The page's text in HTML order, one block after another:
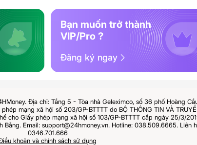
Bạn muốn trở thành
VIP/Pro ?
Đăng ký ngay
Địa chỉ: Tầng 5 - Tòa nhà Geleximco, số 36 phố Hoàng
mạng xã hội số 203/GP-BTTTT do BỘ THÔNG TIN VÀ
cho Giấy phép mạng xã hội số 103/GP-BTTTT cấp ngày 25/3/
Bằng. Email: support@24hmoney.vn. Hotline: 038.509.6665. Liên
0346.701.666
khoản và chính sách sử dụng